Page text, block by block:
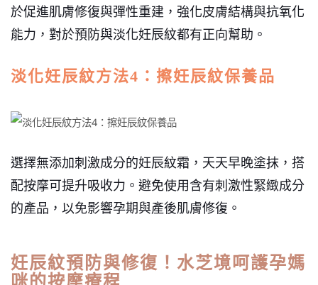
於促進肌膚修復與彈性重建，強化皮膚結構與抗氧化
能力，對於預防與淡化妊辰紋都有正向幫助。
淡化妊辰紋方法4：擦妊辰紋保養品
選擇無添加刺激成分的妊辰紋霜，天天早晚塗抹，搭
配按摩可提升吸收力。避免使用含有刺激性緊緻成分
的產品，以免影響孕期與產後肌膚修復。
妊辰紋預防與修復！水芝境呵護孕媽
咪的按摩療程